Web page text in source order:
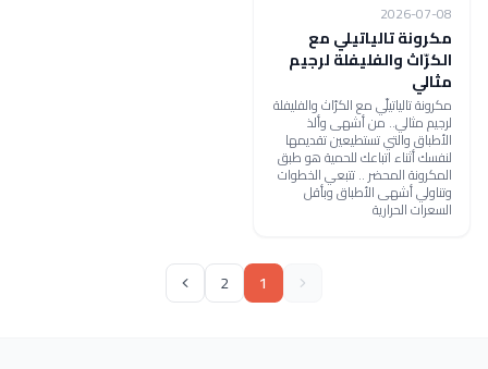
2026-07-08
مكرونة تالياتيلي مع
الكرّاث والفليفلة لرجيم
مثالي
مكرونة تالياتيلّي مع الكرّاث والفليفلة
لرجيم مثالي.. من أشهى وألذ
الأطباق والتي تستطيعين تقديمها
لنفسك أثناء اتباعك للحمية هو طبق
المكرونة المحضر .. تتبعي الخطوات
وتناولي أشهى الأطباق وبأقل
السعرات الحرارية
1
2